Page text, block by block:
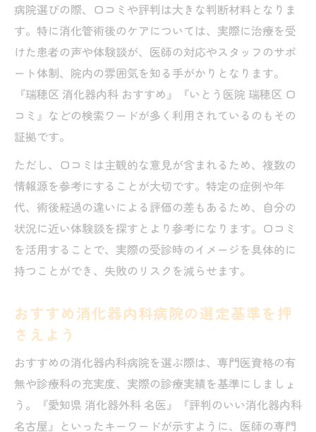
れ
名古屋で頼れる病院を見極める具体的な手
順
評判と専門性から学ぶ消化管術後ケアのポイン
ト
専門医が在籍する病院のメリットを徹底解
説
消化器外科と内科の専門性を見極めるコツ
名古屋で評判の病院に多い特徴を事例で紹
介
する
紹介状や予約方法を活用した満足度の高い病院
受診
病院受診で知っておきたい紹介状の活用法
とは
予約方法の違いが病院での満足度に影響す
病院選びの際、口コミや評判は大きな判断材料となりま
す。特に消化管術後のケアについては、実際に治療を受
けた患者の声や体験談が、医師の対応やスタッフのサポ
ート体制、院内の雰囲気を知る手がかりとなります。
『瑞穂区 消化器内科 おすすめ』『いとう医院 瑞穂区 口
コミ』などの検索ワードが多く利用されているのもその
証拠です。
ただし、口コミは主観的な意見が含まれるため、複数の
情報源を参考にすることが大切です。特定の症例や年
代、術後経過の違いによる評価の差もあるため、自分の
状況に近い体験談を探すとより参考になります。口コミ
を活用することで、実際の受診時のイメージを具体的に
持つことができ、失敗のリスクを減らせます。
おすすめ消化器内科病院の選定基準を押
さえよう
おすすめの消化器内科病院を選ぶ際は、専門医資格の有
無や診療科の充実度、実際の診療実績を基準にしましょ
う。『愛知県 消化器外科 名医』『評判のいい消化器内科
名古屋』といったキーワードが示すように、医師の専門